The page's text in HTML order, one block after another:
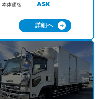
本体価格 ASK
詳細へ